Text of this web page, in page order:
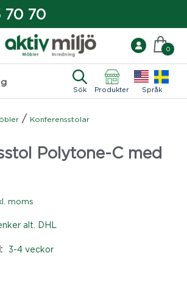
70 70
Sök Produkter Språk
0
/ Konferensstolar
Polytone-C med
moms
alt. DHL
3-4 veckor